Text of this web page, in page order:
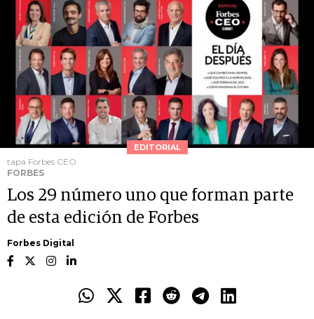
EDITORIAL
tapa Forbes CEO
FORBES
Los 29 número uno que forman parte
de esta edición de Forbes
Forbes Digital